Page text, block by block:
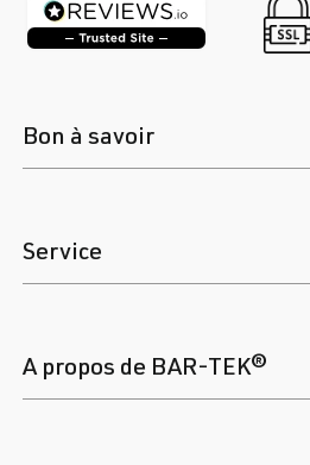
Bon à savoir
Service
A propos de BAR-TEK®